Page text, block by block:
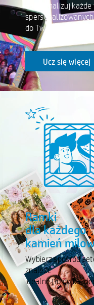
Spersonalizuj
do Twojego motywu
Ucz się więcej
Ramki
dla każdego
kamień
Wybierz spośród
znaleźć
idealne tło do